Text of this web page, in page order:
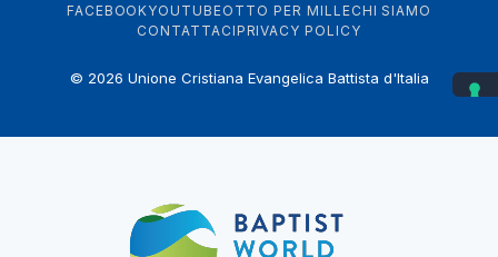
FACEBOOKYOUTUBEOTTO PER MILLECHI SIAMO
CONTATTACIPRIVACY POLICY
© 2026 Unione Cristiana Evangelica Battista d'Italia